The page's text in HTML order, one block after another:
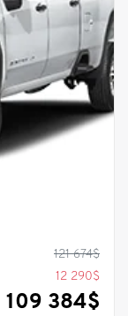
121 674$
12 290$
109 384$